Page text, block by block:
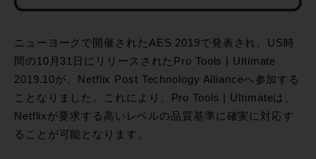
ニューヨークで開催されたAES 2019で発表され、US時
間の10月31日にリリースされたPro Tools | Ultimate
2019.10が、Netflix Post Technology Allianceへ参加する
ことなりました。これにより、Pro Tools | Ultimateは、
Netflixが要求する高いレベルの品質基準に確実に対応す
ることが可能となります。